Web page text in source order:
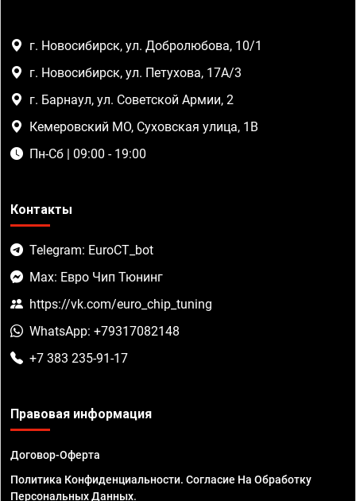
г. Новосибирск, ул. Добролюбова, 10/1
г. Новосибирск, ул. Петухова, 17А/3
г. Барнаул, ул. Советской Армии, 2
Кемеровский МО, Суховская улица, 1В
Пн-Сб | 09:00 - 19:00
Контакты
Telegram: EuroCT_bot
Max: Евро Чип Тюнинг
https://vk.com/euro_chip_tuning
WhatsApp: +79317082148
+7 383 235-91-17
Правовая информация
Договор-Оферта
Политика Конфиденциальности. Согласие На Обработку
Персональных Данных.